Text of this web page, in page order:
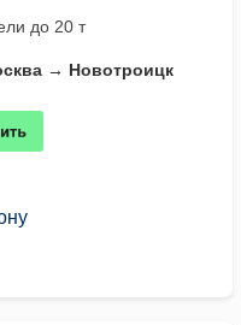
до 20 т
→ Новотроицк